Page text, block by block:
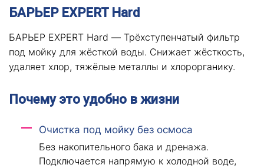
БАРЬЕР EXPERT Hard
БАРЬЕР EXPERT Hard — Трёхступенчатый фильтр
под мойку для жёсткой воды. Снижает жёсткость,
удаляет хлор, тяжёлые металлы и хлорорганику.
Почему это удобно в жизни
Очистка под мойку без осмоса
Без накопительного бака и дренажа.
Подключается напрямую к холодной воде,